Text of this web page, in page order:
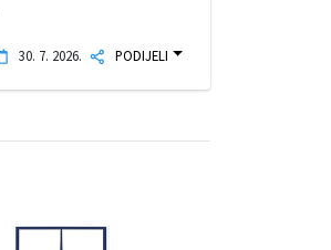
30. 7. 2026. PODIJELI